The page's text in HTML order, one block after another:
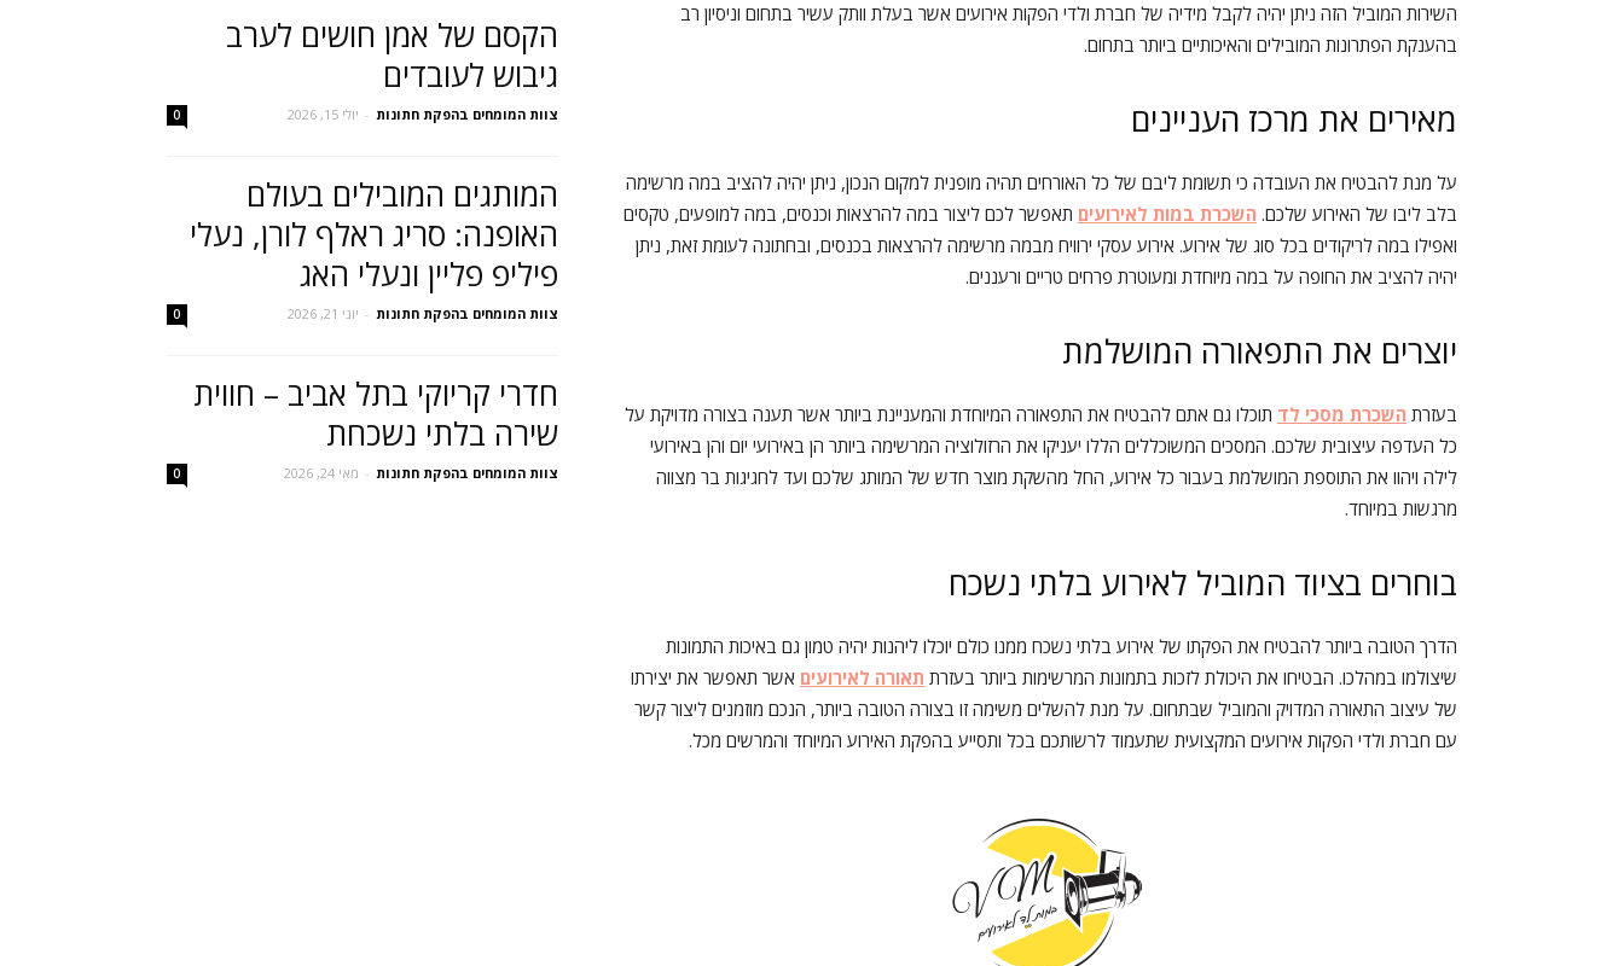
השירות המוביל הזה ניתן יהיה לקבל מידיה של חברת ולדי הפקות אירועים אשר בעלת וותק עשיר בתחום וניסיון רב
בהענקת הפתרונות המובילים והאיכותיים ביותר בתחום.
מאירים את מרכז העניינים
על מנת להבטיח את העובדה כי תשומת ליבם של כל האורחים תהיה מופנית למקום הנכון, ניתן יהיה להציב במה מרשימה
בלב ליבו של האירוע שלכם. השכרת במות לאירועים תאפשר לכם ליצור במה להרצאות וכנסים, במה למופעים, טקסים
ואפילו במה לריקודים בכל סוג של אירוע. אירוע עסקי ירוויח מבמה מרשימה להרצאות בכנסים, ובחתונה לעומת זאת, ניתן
יהיה להציב את החופה על במה מיוחדת ומעוטרת פרחים טריים ורעננים.
יוצרים את התפאורה המושלמת
בעזרת השכרת מסכי לד תוכלו גם אתם להבטיח את התפאורה המיוחדת והמעניינת ביותר אשר תענה בצורה מדויקת על
כל העדפה עיצובית שלכם. המסכים המשוכללים הללו יעניקו את הרזולוציה המרשימה ביותר הן באירועי יום והן באירועי
לילה ויהוו את התוספת המושלמת בעבור כל אירוע, החל מהשקת מוצר חדש של המותג שלכם ועד לחגיגות בר מצווה
מרגשות במיוחד.
בוחרים בציוד המוביל לאירוע בלתי נשכח
הדרך הטובה ביותר להבטיח את הפקתו של אירוע בלתי נשכח ממנו כולם יוכלו ליהנות יהיה טמון גם באיכות התמונות
שיצולמו במהלכו. הבטיחו את היכולת לזכות בתמונות המרשימות ביותר בעזרת תאורה לאירועים אשר תאפשר את יצירתו
של עיצוב התאורה המדויק והמוביל שבתחום. על מנת להשלים משימה זו בצורה הטובה ביותר, הנכם מוזמנים ליצור קשר
עם חברת ולדי הפקות אירועים המקצועית שתעמוד לרשותכם בכל ותסייע בהפקת האירוע המיוחד והמרשים מכל.
הקסם של אמן חושים לערב
גיבוש לעובדים
צוות המומחים בהפקת חתונות - יולי 15, 2026 0
המותגים המובילים בעולם
האופנה: סריג ראלף לורן, נעלי
פיליפ פליין ונעלי האג
צוות המומחים בהפקת חתונות - יוני 21, 2026 0
חדרי קריוקי בתל אביב – חווית
שירה בלתי נשכחת
צוות המומחים בהפקת חתונות - מאי 24, 2026 0